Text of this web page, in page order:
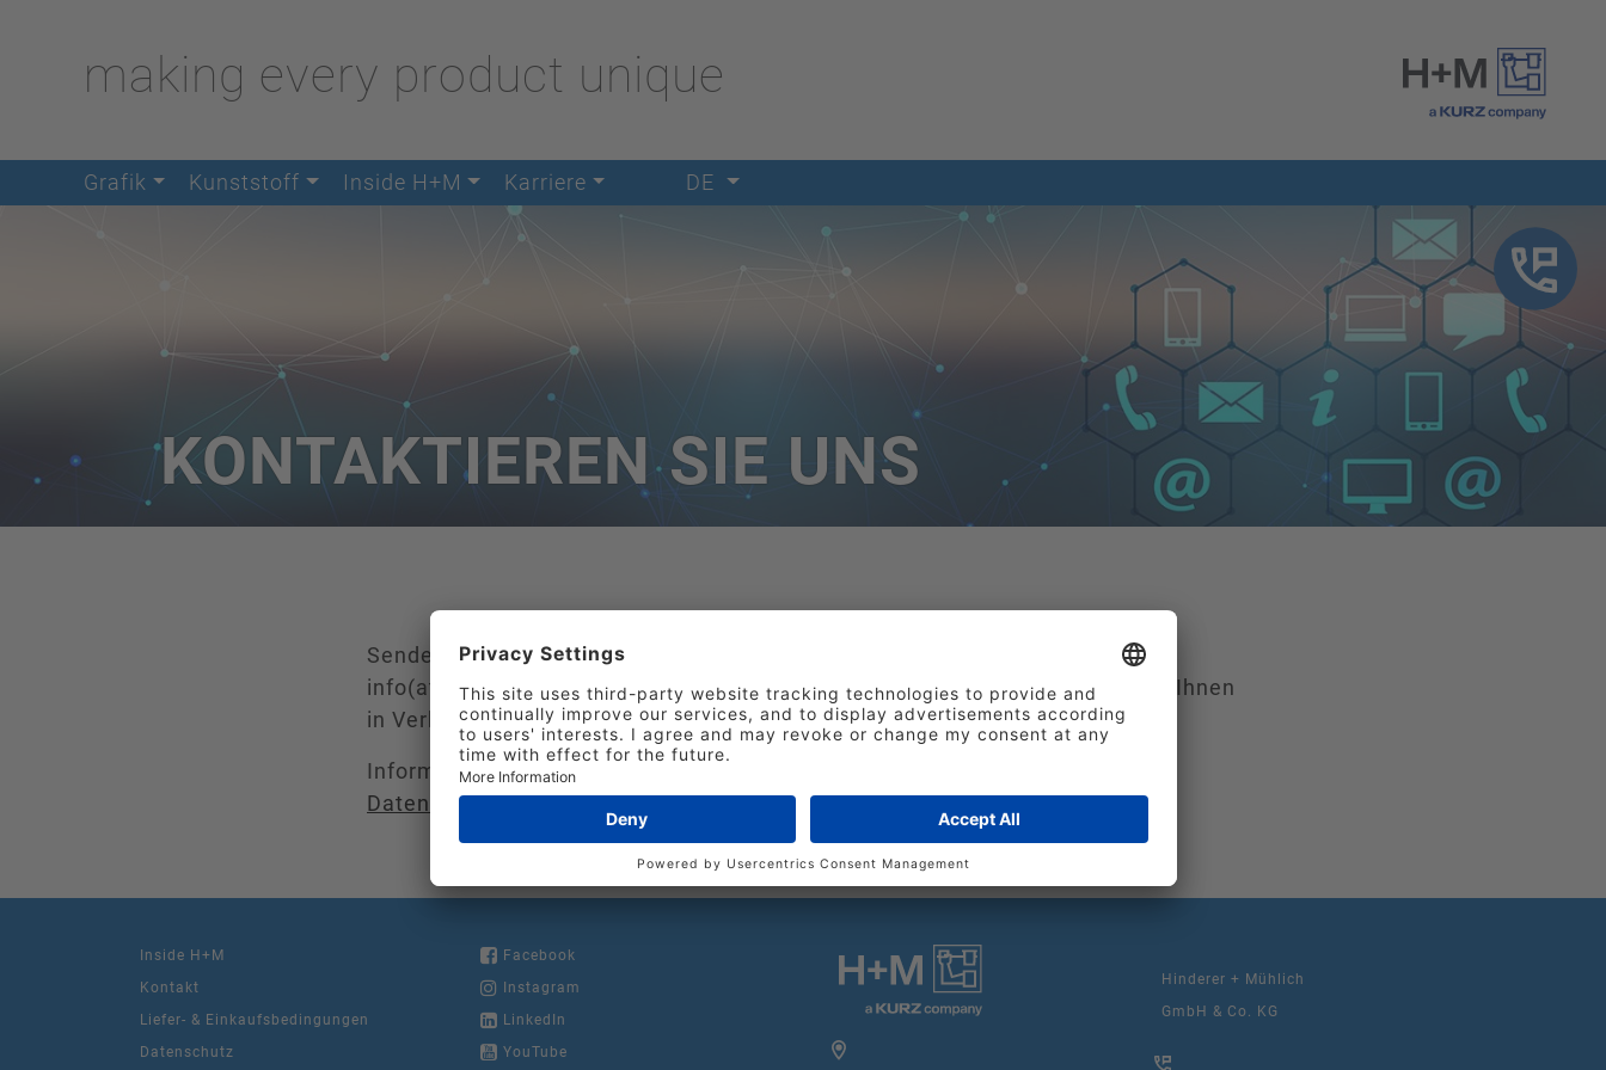
making every product unique
Grafik Kunststoff Inside H+M Karriere DE
KONTAKTIEREN SIE UNS
Senden Sie uns für Ihre Fragen rund ums Prägen eine Nachricht über
info(at)hinderer-muehlich.de und wir werden uns so schnell wie möglich mit Ihnen
in Verbindung setzen.
Information zum Umgang mit personenbezogenen Daten finden Sie in der
Datenschutzerklärung.
Inside H+M
Kontakt
Liefer- & Einkaufsbedingungen
Datenschutz
Facebook
Instagram
LinkedIn
YouTube
Hinderer + Mühlich
GmbH & Co. KG